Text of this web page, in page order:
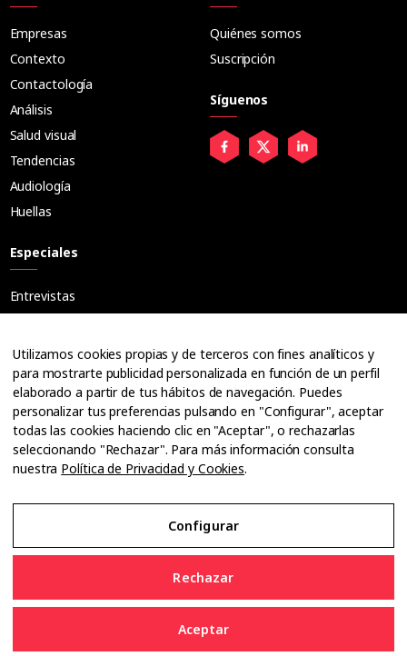
Empresas
Contexto
Contactología
Análisis
Salud visual
Tendencias
Audiología
Huellas
Especiales
Entrevistas
Ópticos
Cuadernos
Guías
Dossier
Anuarios
Ofertas de empleo
Quiénes somos
Suscripción
Síguenos
Utilizamos cookies propias y de terceros con fines analíticos y
para mostrarte publicidad personalizada en función de un perfil
elaborado a partir de tus hábitos de navegación. Puedes
personalizar tus preferencias pulsando en "Configurar", aceptar
todas las cookies haciendo clic en "Aceptar", o rechazarlas
seleccionando "Rechazar". Para más información consulta
nuestra Política de Privacidad y Cookies.
Configurar
Rechazar
Aceptar
Aviso Legal
Política de Privacidad y Cookies
Configurar